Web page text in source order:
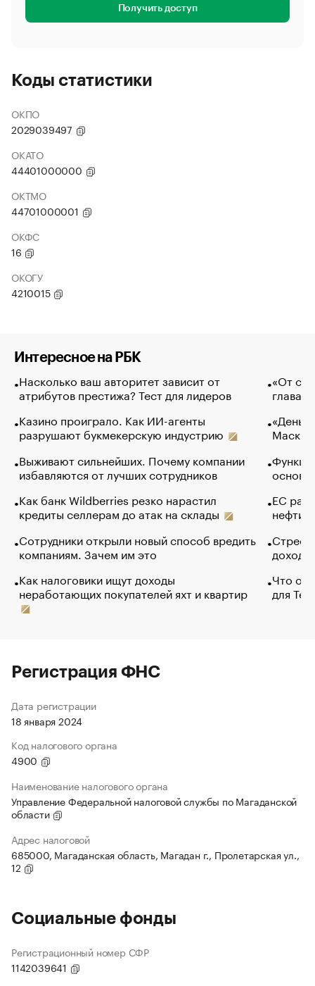
Получить доступ
Коды статистики
ОКПО
2029039497
ОКАТО
44401000000
ОКТМО
44701000001
ОКФС
16
ОКОГУ
4210015
Интересное на РБК
Насколько ваш авторитет зависит от
атрибутов престижа? Тест для лидеров
Казино проиграло. Как ИИ-агенты
разрушают букмекерскую индустрию
Выживают сильнейших. Почему компании
избавляются от лучших сотрудников
Как банк Wildberries резко нарастил
кредиты селлерам до атак на склады
Сотрудники открыли новый способ вредить
компаниям. Зачем им это
Как налоговики ищут доходы
неработающих покупателей яхт и квартир
«От
глава
Маск в
основ
ЕС
нефти
Что
для
Регистрация ФНС
Дата регистрации
18 января 2024
Код налогового органа
4900
Наименование налогового органа
Управление Федеральной налоговой службы по Магаданской
области
Адрес налоговой
685000, Магаданская область, Магадан г., Пролетарская ул.,
12
Социальные фонды
Регистрационный номер СФР
1142039641